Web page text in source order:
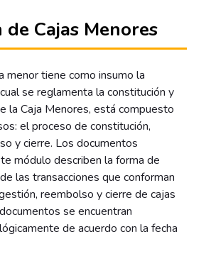
de Cajas Menores
menor tiene como insumo la
se reglamenta la constitución y
la Caja Menores, está compuesto
el proceso de constitución,
y cierre. Los documentos
módulo describen la forma de
las transacciones que conforman
reembolso y cierre de cajas
se encuentran
de acuerdo con la fecha